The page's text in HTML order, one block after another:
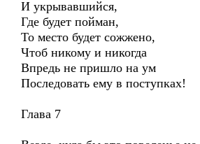
И укрывавшийся,
Где будет пойман,
То место будет сожжено,
Чтоб никому и никогда
Впредь не пришло на ум
Последовать ему в поступках!
Глава 7